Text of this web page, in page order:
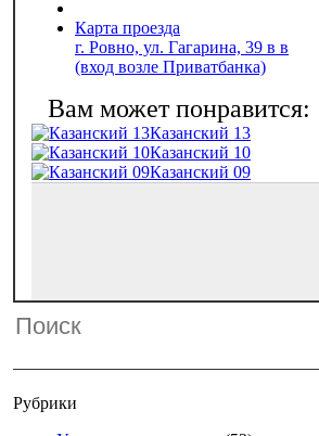
Карта проезда
г. Ровно, ул. Гагарина, 39 в в
(вход возле Приватбанка)
Казанский 13
Казанский 10
Казанский 09
Рубрики